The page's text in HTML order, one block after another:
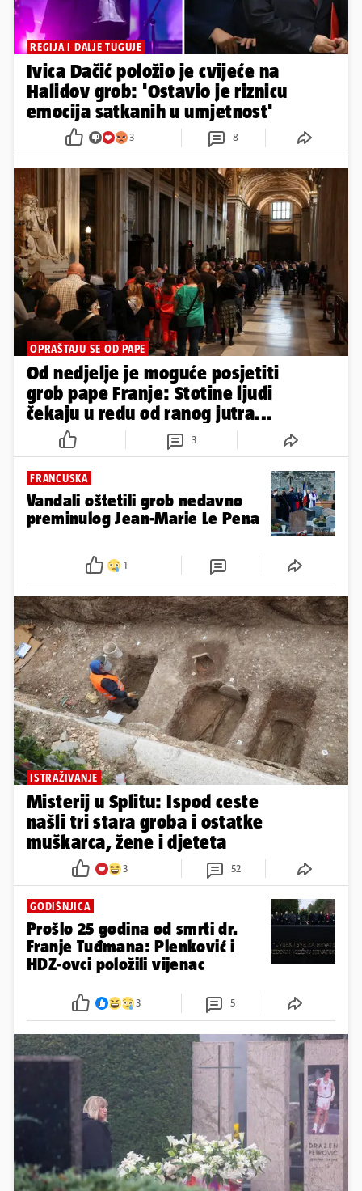
REGIJA I DALJE TUGUJE
Ivica Dačić položio je cvijeće na
Halidov grob: 'Ostavio je riznicu
emocija satkanih u umjetnost'
3 8
OPRAŠTAJU SE OD PAPE
Od nedjelje je moguće posjetiti
grob pape Franje: Stotine ljudi
čekaju u redu od ranog jutra...
3
FRANCUSKA
Vandali oštetili grob nedavno
preminulog Jean-Marie Le Pena
1
ISTRAŽIVANJE
Misterij u Splitu: Ispod ceste
našli tri stara groba i ostatke
muškarca, žene i djeteta
3 52
GODIŠNJICA
Prošlo 25 godina od smrti dr.
Franje Tuđmana: Plenković i
HDZ-ovci položili vijenac
3 5